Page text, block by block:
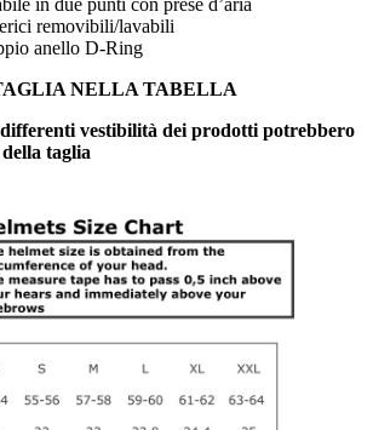
in due punti con prese d’aria
removibili/lavabili
anello D-Ring
NELLA TABELLA
vestibilità dei prodotti potrebbero
taglia